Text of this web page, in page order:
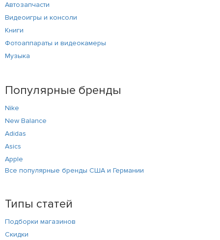
Автозапчасти
Видеоигры и консоли
Книги
Фотоаппараты и видеокамеры
Музыка
Популярные бренды
Nike
New Balance
Adidas
Asics
Apple
Все популярные бренды США и Германии
Типы статей
Подборки магазинов
Скидки